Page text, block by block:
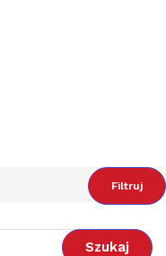
Szukaj
Filtruj